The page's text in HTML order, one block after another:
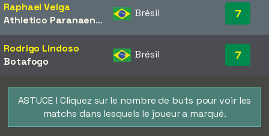
Raphael Veiga
Athletico Paranaense
Brésil 7
Rodrigo Lindoso
Botafogo
Brésil 7
ASTUCE ! Cliquez sur le nombre de buts pour voir les
matchs dans lesquels le joueur a marqué.